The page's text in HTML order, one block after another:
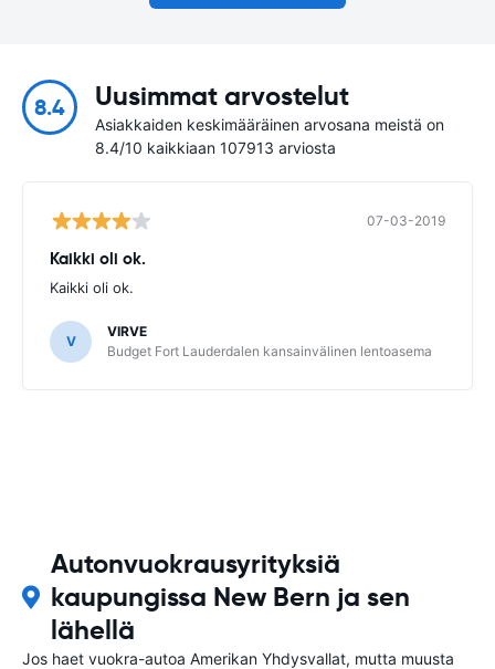
8.4 Uusimmat arvostelut
Asiakkaiden keskimääräinen arvosana meistä on
8.4/10 kaikkiaan 107913 arviosta
07-03-2019
Kaikki oli ok.
Kaikki oli ok.
V
VIRVE
Budget Fort Lauderdalen kansainvälinen lentoasema
Autonvuokrausyrityksiä
kaupungissa New Bern ja sen
lähellä
Jos haet vuokra-autoa Amerikan Yhdysvallat, mutta muusta